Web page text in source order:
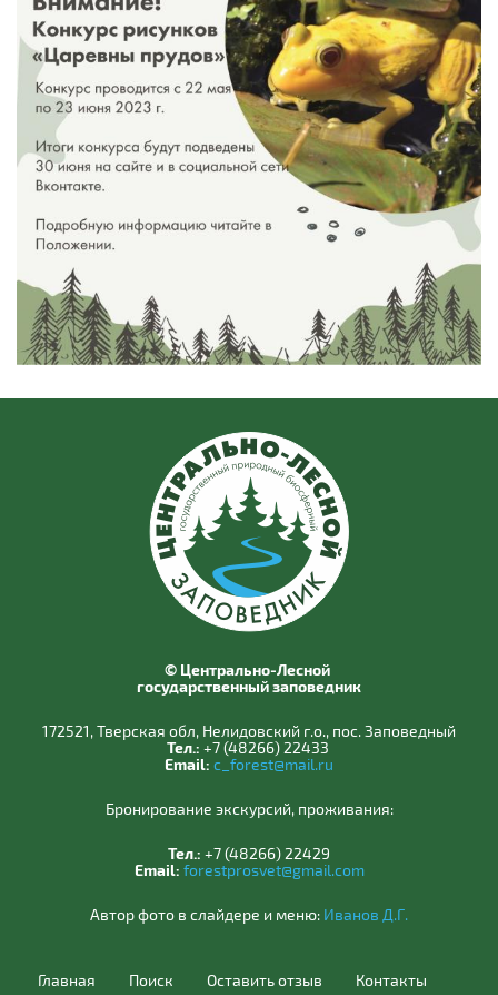
© Центрально-Лесной
государственный заповедник
172521, Тверская обл, Нелидовский г.о., пос. Заповедный
Тел.: +7 (48266) 22433
Email: c_forest@mail.ru
Бронирование экскурсий, проживания:
Тел.: +7 (48266) 22429
Email: forestprosvet@gmail.com
Автор фото в слайдере и меню: Иванов Д.Г.
Главная Поиск Оставить отзыв Контакты